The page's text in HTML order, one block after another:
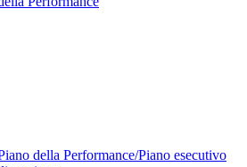
della Performance/Piano esecutivo